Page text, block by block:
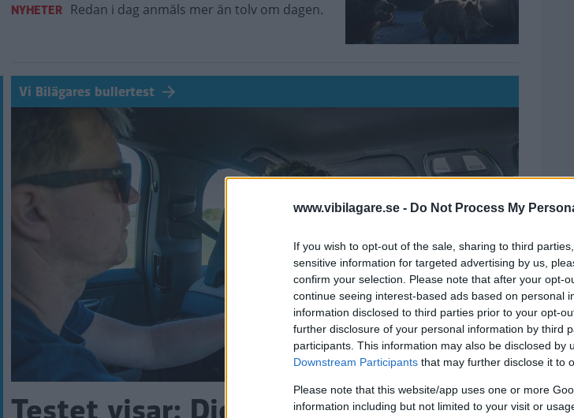
www.vibilagare.se - Do Not Process My
If you wish to opt-out of the sale, sharing to third
sensitive information for targeted advertising by us,
confirm your selection. Please note that after your opt-
continue seeing interest-based ads based on personal
information disclosed to third parties prior to your opt-
further disclosure of your personal information by third
participants. This information may also be disclosed by
Downstream Participants that may further disclose it to
Please note that this website/app uses one or more
information including but not limited to your visit or
NYHETER Redan i dag anmäls mer än tolv om dagen.
Vi Bilägares bullertest
Vi